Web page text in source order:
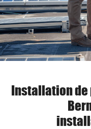
Installation de